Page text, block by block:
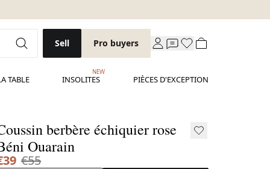
Sell Pro buyers
TABLE INSOLITES
NEW
PIÈCES D'EXCEPTION
berbère échiquier rose
Ouarain
€55